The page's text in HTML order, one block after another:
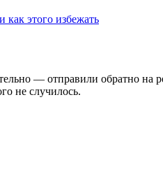
этого избежать
— отправили обратно на
не случилось.